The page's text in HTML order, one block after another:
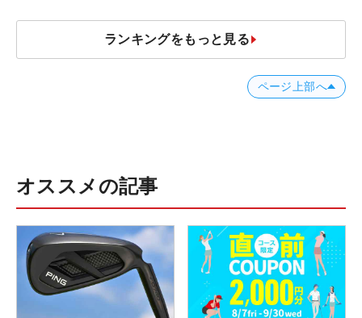
ランキングをもっと見る
ページ上部へ
オススメの記事